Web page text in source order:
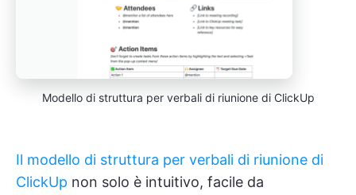
Modello di struttura per verbali di riunione di ClickUp
Il modello di struttura per verbali di riunione di
ClickUp non solo è intuitivo, facile da